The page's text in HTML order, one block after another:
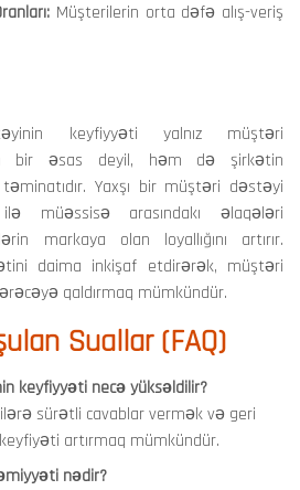
Müşterilerin orta dəfə alış-veriş
keyfiyyəti yalnız müştəri
bir əsas deyil, həm də şirkətin
Yaxşı bir müştəri dəstəyi
müəssisə arasındakı əlaqələri
markaya olan loyallığını artırır.
daima inkişaf etdirərək, müştəri
qaldırmaq mümkündür.
Suallar (FAQ)
keyfiyyəti necə yüksəldilir?
sürətli cavablar vermək və geri
artırmaq mümkündür.
nədir?